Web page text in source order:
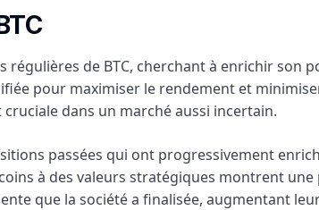
régulières de BTC, cherchant à enrichir son
pour maximiser le rendement et
dans un marché aussi incertain.
passées qui ont progressivement
à des valeurs stratégiques montrent une
que la société a finalisée, augmentant